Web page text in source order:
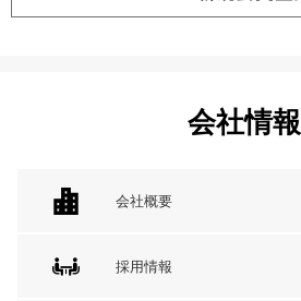
会社情報
会社概要
採用情報